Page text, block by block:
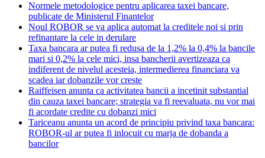
Normele metodologice pentru aplicarea taxei bancare,
publicate de Ministerul Finantelor
Noul ROBOR se va aplica automat la creditele noi si prin
refinantare la cele in derulare
Taxa bancara ar putea fi redusa de la 1,2% la 0,4% la bancile
mari si 0,2% la cele mici, insa bancherii avertizeaza ca
indiferent de nivelul acesteia, intermedierea financiara va
scadea iar dobanzile vor creste
Raiffeisen anunta ca activitatea bancii a incetinit substantial
din cauza taxei bancare; strategia va fi reevaluata, nu vor mai
fi acordate credite cu dobanzi mici
Tariceanu anunta un acord de principiu privind taxa bancara:
ROBOR-ul ar putea fi inlocuit cu marja de dobanda a
bancilor